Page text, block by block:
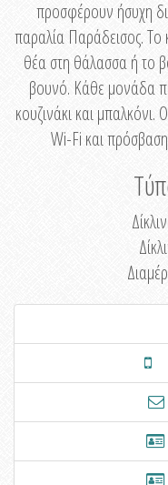
προσφέρουν ήσυχη
παραλία Παράδεισος. Το
θέα στη θάλασσα ή το
βουνό. Κάθε μονάδα
κουζινάκι και μπαλκόνι.
Wi-Fi και